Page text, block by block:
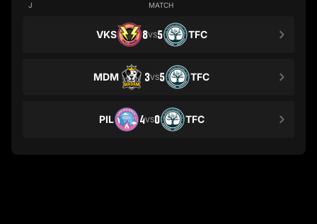
J MATCH
VKS 8VS5 TFC
MDM 3VS5 TFC
PIL 4VS0 TFC